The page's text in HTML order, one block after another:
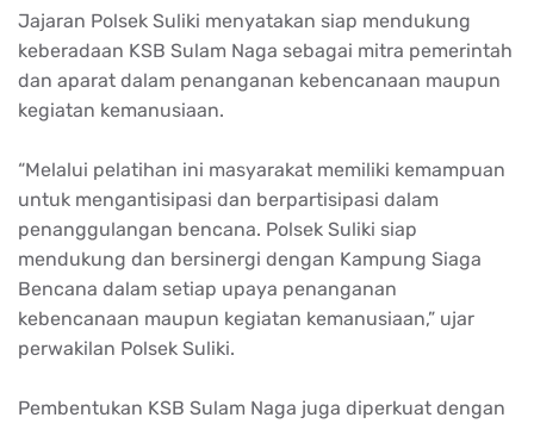
Jajaran Polsek Suliki menyatakan siap mendukung
keberadaan KSB Sulam Naga sebagai mitra pemerintah
dan aparat dalam penanganan kebencanaan maupun
kegiatan kemanusiaan.
“Melalui pelatihan ini masyarakat memiliki kemampuan
untuk mengantisipasi dan berpartisipasi dalam
penanggulangan bencana. Polsek Suliki siap
mendukung dan bersinergi dengan Kampung Siaga
Bencana dalam setiap upaya penanganan
kebencanaan maupun kegiatan kemanusiaan,” ujar
perwakilan Polsek Suliki.
Pembentukan KSB Sulam Naga juga diperkuat dengan